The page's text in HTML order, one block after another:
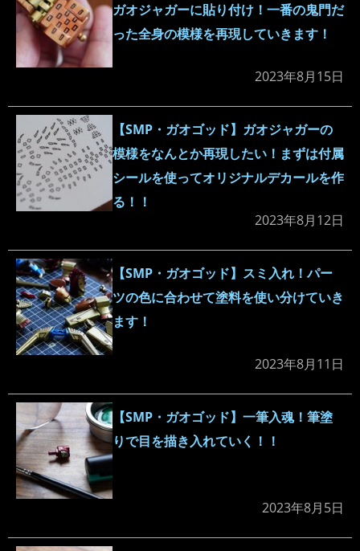
ガオジャガーに貼り付け！一番の鬼門だ
った全身の模様を再現していきます！
2023年8月15日
【SMP・ガオゴッド】ガオジャガーの
模様をなんとか再現したい！まずは付属
シールを使ってオリジナルデカールを作
る！！
2023年8月12日
【SMP・ガオゴッド】スミ入れ！パー
ツの色に合わせて塗料を使い分けていき
ます！
2023年8月11日
【SMP・ガオゴッド】一筆入魂！筆塗
りで目を描き入れていく！！
2023年8月5日